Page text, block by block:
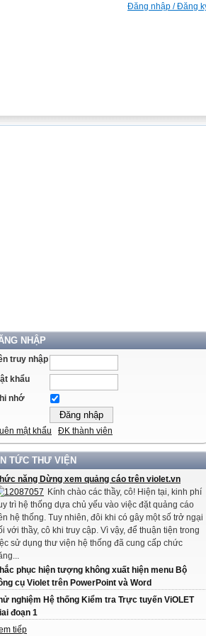
Đăng nhập / Đăng
NHẬP
truy nhập
khẩu
nhớ
mật khẩu ĐK thành viên
TỨC THƯ VIỆN
năng Dừng xem quảng cáo trên violet.vn
Kính chào các thầy, cô! Hiện tại, kinh phí
trì hệ thống dựa chủ yếu vào việc đặt quảng cáo
hệ thống. Tuy nhiên, đôi khi có gây một số trở ngại
với thầy, cô khi truy cập. Vì vậy, để thuận tiện trong
sử dụng thư viện hệ thống đã cung cấp chức
phục hiện tượng không xuất hiện menu Bộ
cụ Violet trên PowerPoint và Word
nghiệm Hệ thống Kiểm tra Trực tuyến ViOLET
đoạn 1
tiếp